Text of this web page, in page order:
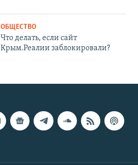
ОБЩЕСТВО
Что делать, если сайт
Крым.Реалии заблокировали?